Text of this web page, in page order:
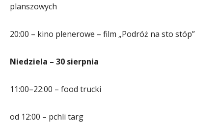
planszowych
20:00 – kino plenerowe – film „Podróż na sto stóp”
Niedziela – 30 sierpnia
11:00–22:00 – food trucki
od 12:00 – pchli targ